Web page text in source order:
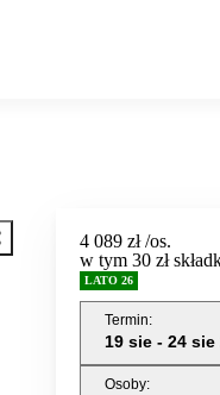
4 089 zł/os.
w tym 30 zł
LATO 26
Termin:
19 sie - 24 sie
Osoby: